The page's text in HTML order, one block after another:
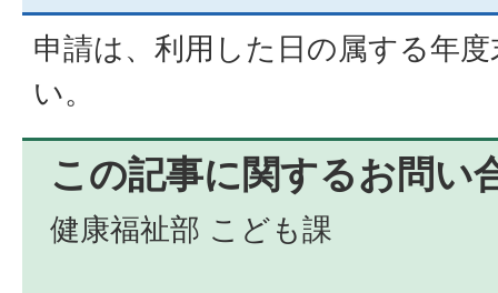
申請は、利用した日の属する年
い。
この記事に関するお問い
健康福祉部 こども課